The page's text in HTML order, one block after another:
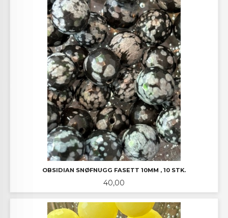
OBSIDIAN SNØFNUGG FASETT 10MM , 10 STK.
Pris
40,00